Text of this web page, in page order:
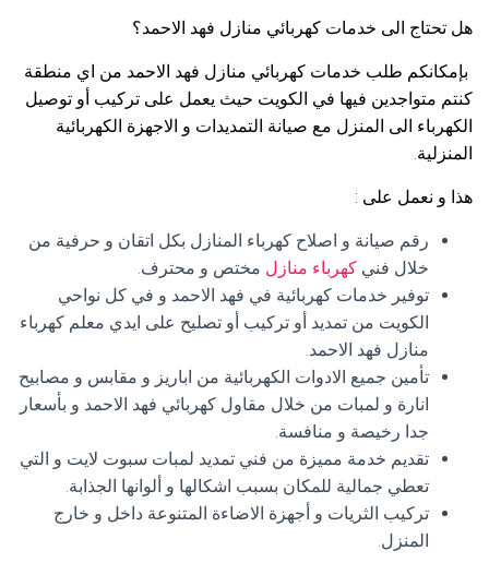
هل تحتاج الى خدمات كهربائي منازل فهد الاحمد؟
بإمكانكم طلب خدمات كهربائي منازل فهد الاحمد من اي منطقة
كنتم متواجدين فيها في الكويت حيث يعمل على تركيب أو توصيل
الكهرباء الى المنزل مع صيانة التمديدات و الاجهزة الكهربائية
المنزلية.
هذا و نعمل على :
رقم صيانة و اصلاح كهرباء المنازل بكل اتقان و حرفية من
خلال فني كهرباء منازل مختص و محترف.
توفير خدمات كهربائية في فهد الاحمد و في كل نواحي
الكويت من تمديد أو تركيب أو تصليح على ايدي معلم كهرباء
منازل فهد الاحمد.
تأمين جميع الادوات الكهربائية من اباريز و مقابس و مصابيح
انارة و لمبات من خلال مقاول كهربائي فهد الاحمد و بأسعار
جدا رخيصة و منافسة.
تقديم خدمة مميزة من فني تمديد لمبات سبوت لايت و التي
تعطي جمالية للمكان بسبب اشكالها و ألوانها الجذابة.
تركيب الثريات و أجهزة الاضاءة المتنوعة داخل و خارج
المنزل.